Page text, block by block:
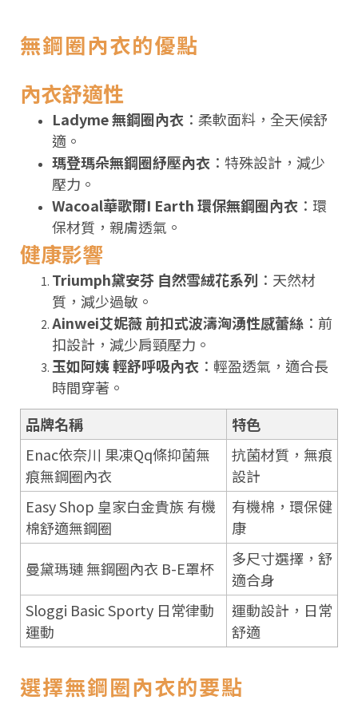
無鋼圈內衣的優點
內衣舒適性
Ladyme 無鋼圈內衣 ：柔軟面料，全天候舒
適。
瑪登瑪朵無鋼圈紓壓內衣 ：特殊設計，減少
壓力。
Wacoal華歌爾I Earth 環保無鋼圈內衣 ：環
保材質，親膚透氣。
健康影響
Triumph黛安芬 自然雪絨花系列 ：天然材
質，減少過敏。
Ainwei艾妮薇 前扣式波濤洶湧性感蕾絲 ：前
扣設計，減少肩頸壓力。
玉如阿姨 輕舒呼吸內衣 ：輕盈透氣，適合長
時間穿著。
品牌名稱
特色
Enac依奈川 果凍Qq條抑菌無
痕無鋼圈內衣
抗菌材質，無痕
設計
Easy Shop 皇家白金貴族 有機
棉舒適無鋼圈
有機棉，環保健
康
曼黛瑪璉 無鋼圈內衣 B-E罩杯
多尺寸選擇，舒
適合身
Sloggi Basic Sporty 日常律動
運動
運動設計，日常
舒適
選擇無鋼圈內衣的要點